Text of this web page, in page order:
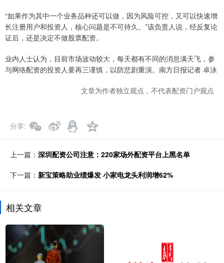
“如果作为其中一个业务品种还可以做，因为风险可控，又可以快速增
长注册用户和投资人，核心问题是不可持久。”该负责人说，经反复论
证后，还是决定不做股票配资。
业内人士认为，目前市场波动较大，每天都有不同的消息满天飞，参
与网络配资的投资人要再三谨慎，以防悲剧重演。南方日报记者 卓泳
文章为作者独立观点，不代表配资门户观点
分享
上一篇： 深圳配资公司注意：220家场外配资平台上黑名单
下一篇： 新宝策略助业绩爆发 小家电龙头利润增62%
相关文章